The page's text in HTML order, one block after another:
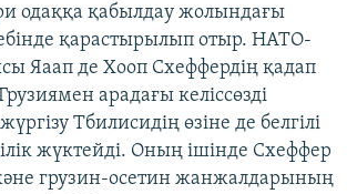
одаққа қабылдау жолындағы
қарастырылып отыр. НАТО-
Яаап де Хооп Схеффердің қадап
арадағы келіссөзді
Тбилисидің өзіне де белгілі
жүктейді. Оның ішінде Схеффер
грузин-осетин жанжалдарының